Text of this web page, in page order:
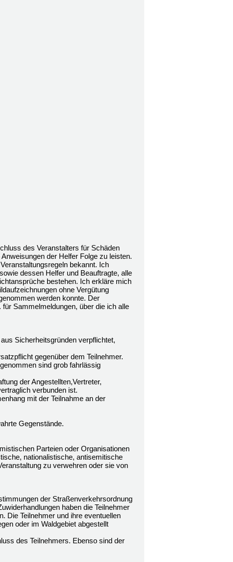
des Veranstalters für Schäden
der Helfer Folge zu leisten.
bekannt. Ich
dessen Helfer und Beauftragte, alle
bestehen. Ich erkläre mich
ohne Vergütung
werden konnte. Der
Sammelmeldungen, über die ich alle
Sicherheitsgründen verpflichtet,
gegenüber dem Teilnehmer.
sind grob fahrlässig
der Angestellten,Vertreter,
verbunden ist.
mit der Teilnahme an der
Gegenstände.
Parteien oder Organisationen
nationalistische, antisemitische
zu verwehren oder sie von
der Straßenverkehrsordnung
haben die Teilnehmer
Die Teilnehmer und ihre eventuellen
oder im Waldgebiet abgestellt
des Teilnehmers. Ebenso sind der